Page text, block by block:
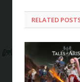
RELATED